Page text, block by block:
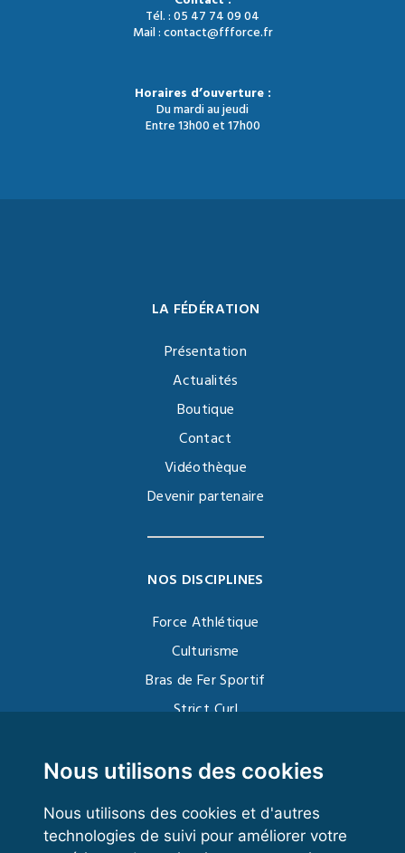
Nous utilisons des cookies
Nous utilisons des cookies et d'autres
technologies de suivi pour améliorer votre
Tél. : 05 47 74 09 04
Mail : contact@ffforce.fr
Horaires d’ouverture :
Du mardi au jeudi
Entre 13h00 et 17h00
LA FÉDÉRATION
Présentation
Actualités
Boutique
Contact
Vidéothèque
Devenir partenaire
NOS DISCIPLINES
Force Athlétique
Culturisme
Bras de Fer Sportif
Strict Curl
Kettlebell